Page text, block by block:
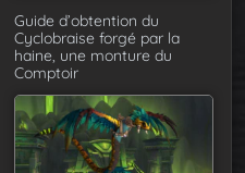
Guide d’obtention du
Cyclobraise forgé par la
haine, une monture du
Comptoir